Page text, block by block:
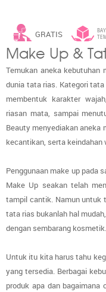
GRATIS
ONGKIR*
Make Up &
Temukan aneka kebutuhan
dunia tata rias. Kategori
membentuk karakter
riasan mata, sampai
Beauty menyediakan aneka
kecantikan, serta keindahan
Penggunaan make up pada
Make Up seakan telah
tampil cantik. Namun untuk
tata rias bukanlah hal
dengan sembarang kosmetik.
Untuk itu kita harus tahu
yang tersedia. Berbagai
produk apa dan